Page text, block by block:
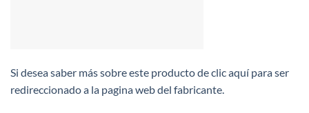
Si desea saber más sobre este producto de clic aquí para ser
redireccionado a la pagina web del fabricante.